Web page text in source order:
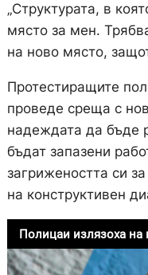
„Структурата, в
място за мен.
на ново място,
Протестиращите
проведе среща с
надеждата да бъде
бъдат запазени
загрижеността си
на конструктивен